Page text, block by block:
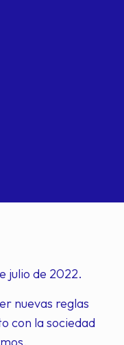
julio de 2022.
nuevas reglas
con la sociedad